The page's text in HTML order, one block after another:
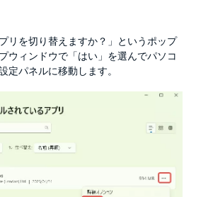
プリを切り替えますか？」というポップ
ウィンドウで「はい」を選んでパソコ
定パネルに移動します。